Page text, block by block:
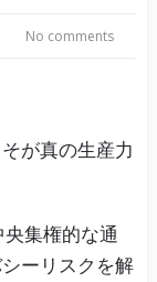
No comments
が真の生産力
集権的な通
ーリスクを解